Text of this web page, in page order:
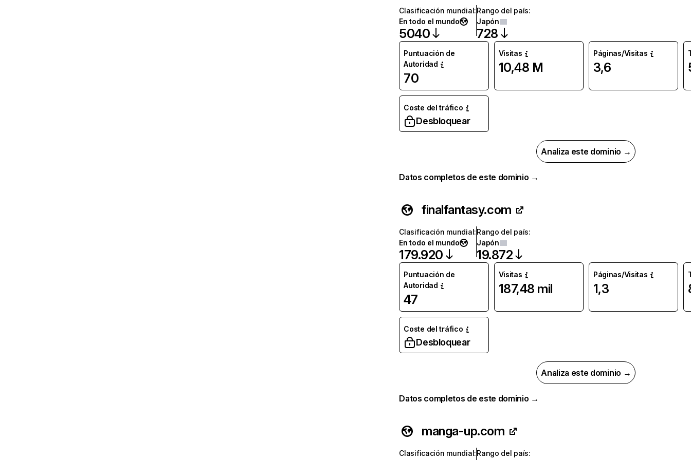
Clasificación mundial:
En todo el mundo
5040
Rango del país:
Japón
728
Puntuación de
Autoridad
70
Visitas
10,48 M
Páginas/Visitas
3,6
Coste del tráfico
Desbloquear
Analiza este dominio →
Datos completos de este dominio →
finalfantasy.com
Clasificación mundial:
En todo el mundo
179.920
Rango del país:
Japón
19.872
Puntuación de
Autoridad
47
Visitas
187,48 mil
Páginas/Visitas
1,3
Coste del tráfico
Desbloquear
Analiza este dominio →
Datos completos de este dominio →
manga-up.com
Clasificación mundial:Rango del país: